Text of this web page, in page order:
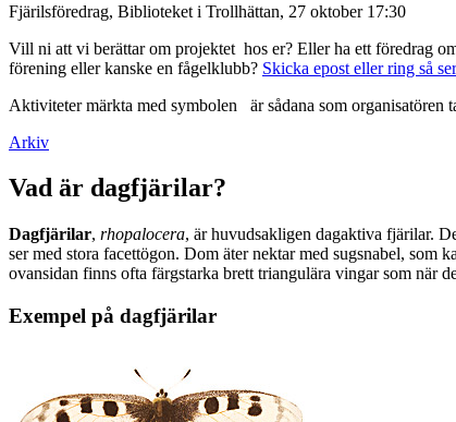
Fjärilsföredrag, Biblioteket i Trollhättan, 27 oktober 17:30
Vill ni att vi berättar om projektet hos er? Eller ha ett föredrag
förening eller kanske en fågelklubb? Skicka epost eller ring så
Aktiviteter märkta med symbolen
är sådana som organisatören
Arkiv
Vad är dagfjärilar?
Dagfjärilar, rhopalocera, är huvudsakligen dagaktiva fjärilar.
ser med stora facettögon. Dom äter nektar med sugsnabel, som
ovansidan finns ofta färgstarka brett triangulära vingar som när
Exempel på dagfjärilar